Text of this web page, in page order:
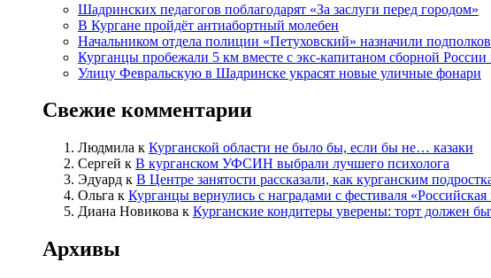
Шадринских педагогов поблагодарят «За заслуги перед городом»
В Кургане пройдёт антиабортный молебен
Начальником отдела полиции «Петуховский» назначили
Курганцы пробежали 5 км вместе с экс-капитаном сборной
Улицу Февральскую в Шадринске украсят новые уличные фонари
Свежие комментарии
Людмила к Курганской области не было бы, если бы не… казаки
Сергей к В курганском УФСИН выбрали лучшего психолога
Эдуард к В Центре занятости рассказали, как курганским
Ольга к Курганцы вернулись с наградами с фестиваля «Российская
Диана Новикова к Курганские кондитеры уверены: торт должен
Архивы